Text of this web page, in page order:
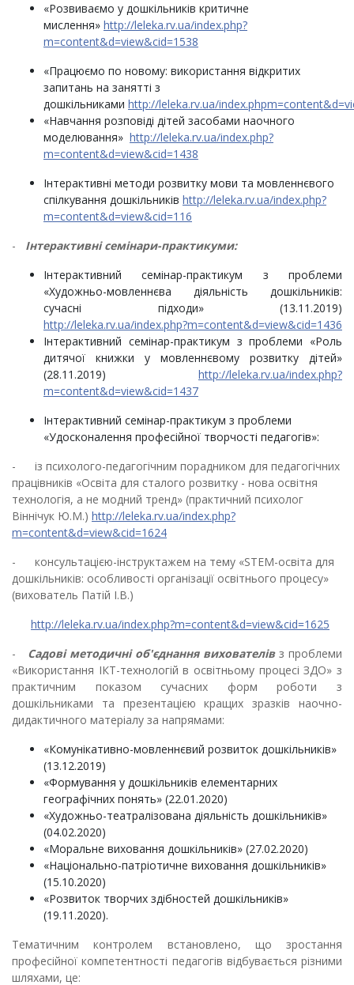
«Розвиваємо у дошкільників критичне
мислення» http://leleka.rv.ua/index.php?
m=content&d=view&cid=1538
«Працюємо по новому: використання відкритих
запитань на занятті з
дошкільниками http://leleka.rv.ua/
«Навчання розповіді дітей засобами наочного
моделювання» http://leleka.rv.ua/index.php?
m=content&d=view&cid=1438
Інтерактивні методи розвитку мови та мовленнєвого
спілкування дошкільників http://leleka.rv.ua/index.php?
m=content&d=view&cid=116
-
Інтерактивні семінари-практикуми:
Інтерактивний семінар-практикум з проблеми
«Художньо-мовленнєва діяльність дошкільників:
сучасні підходи» (13.11.2019)
http://leleka.rv.ua/index.php?m=content&d=view&cid=1436
Інтерактивний семінар-практикум з проблеми «Роль
дитячої книжки у мовленнєвому розвитку дітей»
(28.11.2019) http://leleka.rv.ua/index.php?
m=content&d=view&cid=1437
Інтерактивний семінар-практикум з проблеми
«Удосконалення професійної творчості педагогів»:
- із психолого-педагогічним порадником для педагогічних
працівників «Освіта для сталого розвитку - нова освітня
технологія, а не модний тренд» (практичний психолог
Віннічук Ю.М.) http://leleka.rv.ua/index.php?
m=content&d=view&cid=1624
- консультацією-інструктажем на тему «STEM-освіта для
дошкільників: особливості організації освітнього процесу»
(вихователь Патій І.В.)
http://leleka.rv.ua/index.php?m=content&d=view&cid=1625
-
Садові методичні об'єднання вихователівз проблеми
«Використання ІКТ-технологій в освітньому процесі ЗДО» з
практичним показом сучасних форм роботи з
дошкільниками та презентацією кращих зразків наочно-
дидактичного матеріалу за напрямами:
«Комунікативно-мовленнєвий розвиток дошкільників»
(13.12.2019)
«Формування у дошкільників елементарних
географічних понять» (22.01.2020)
«Художньо-театралізована діяльність дошкільників»
(04.02.2020)
«Моральне виховання дошкільників» (27.02.2020)
«Національно-патріотичне виховання дошкільників»
(15.10.2020)
«Розвиток творчих здібностей дошкільників»
(19.11.2020).
Тематичним контролем встановлено, що зростання
професійної компетентності педагогів відбувається різними
шляхами, це: